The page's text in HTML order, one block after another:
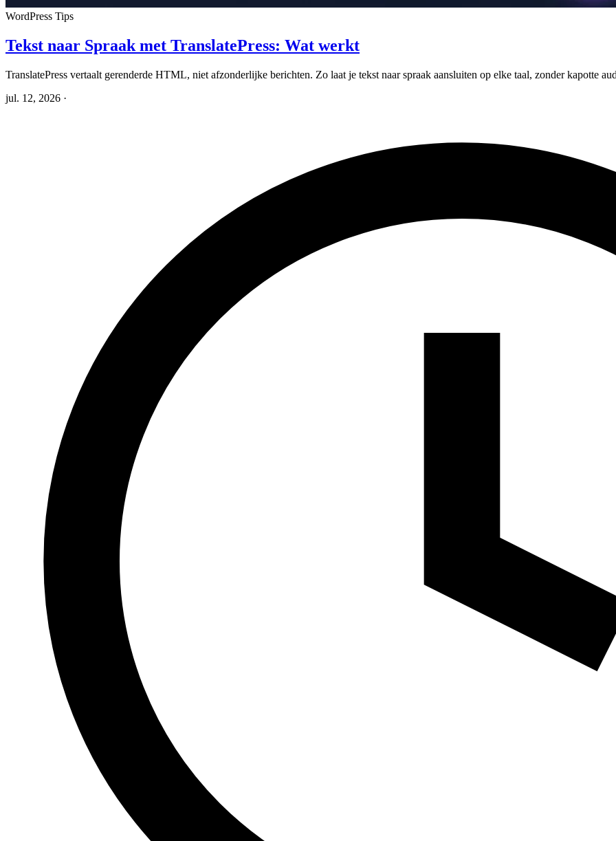
WordPress Tips
Tekst naar Spraak met TranslatePress: Wat werkt
TranslatePress vertaalt gerenderde HTML, niet afzonderlijke berichten. Zo laat je tekst naar spraak aansluiten op elke taal, zonder kapotte
jul. 12, 2026 ·